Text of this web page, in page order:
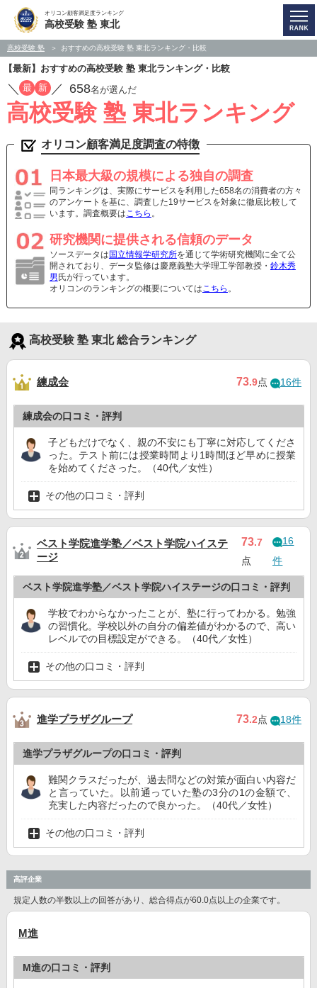
オリコン顧客満足度ランキング
高校受験 塾 東北
高校受験 塾 おすすめの高校受験 塾 東北ランキング・比較
【最新】おすすめの高校受験 塾 東北ランキング・比較
／ 最 新 ／ 658名が選んだ
高校受験 塾 東北ランキング
オリコン顧客満足度調査の特徴
日本最大級の規模による独自の調査
同ランキングは、実際にサービスを利用した658名の消費者の方々
のアンケートを基に、調査した19サービスを対象に徹底比較して
います。調査概要はこちら 。
研究機関に提供される信頼のデータ
ソースデータは 国立情報学研究所を通じて学術研究機関に全て公
開されており、データ監修は慶應義塾大学理工学部教授・ 鈴木秀
男 氏が行っています。
オリコンのランキングの概要についてはこちら 。
高校受験 塾 東北 総合ランキング
練成会 73.9点 16件
練成会の口コミ・評判
子どもだけでなく、親の不安にも丁寧に対応してくださ
った。テスト前には授業時間より1時間ほど早めに授業
を始めてくださった。（40代／女性）
その他の口コミ・評判
ベスト学院進学塾／ベスト学院ハイステ
ージ
73.7
点
16
件
ベスト学院進学塾／ベスト学院ハイステージの口コミ・評判
学校でわからなかったことが、塾に行ってわかる。勉強
の習慣化。学校以外の自分の偏差値がわかるので、高い
レベルでの目標設定ができる。（40代／女性）
その他の口コミ・評判
進学プラザグループ 73.2点 18件
進学プラザグループの口コミ・評判
難関クラスだったが、過去問などの対策が面白い内容だ
と言っていた。以前通っていた塾の3分の1の金額で、
充実した内容だったので良かった。（40代／女性）
その他の口コミ・評判
高評企業
規定人数の半数以上の回答があり、総合得点が60.0点以上の企業です。
M進
M進の口コミ・評判